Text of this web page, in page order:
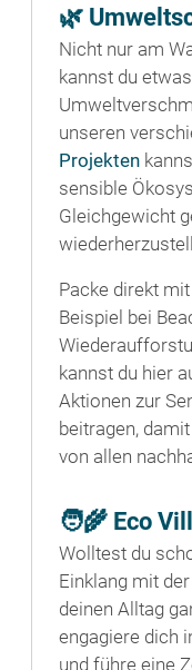
🌿
Nicht nur am
kannst du
unseren
Projekten
sensible
Gleichgewicht
Packe direkt
Beispiel bei
kannst du hier
Aktionen zur
beitragen,
von allen
🧑‍🌾 Eco
Wolltest du
Einklang mit
deinen Alltag
engagiere dich
und führe eine